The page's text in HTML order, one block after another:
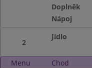
Doplněk
Nápoj
2
Jídlo
Menu Chod